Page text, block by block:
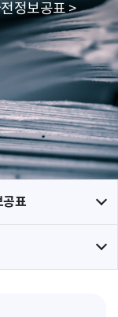
정보공표 >
공표